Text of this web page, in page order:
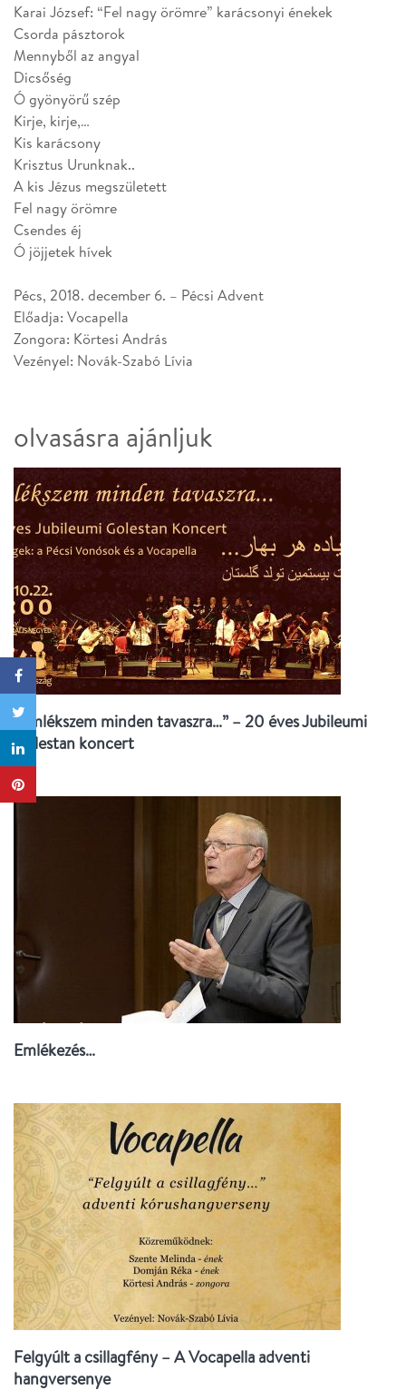
Karai József: “Fel nagy örömre” karácsonyi énekek
Csorda pásztorok
Mennyből az angyal
Dicsőség
Ó gyönyörű szép
Kirje, kirje,…
Kis karácsony
Krisztus Urunknak..
A kis Jézus megszületett
Fel nagy örömre
Csendes éj
Ó jöjjetek hívek
Pécs, 2018. december 6. – Pécsi Advent
Előadja: Vocapella
Zongora: Körtesi András
Vezényel: Novák-Szabó Lívia
olvasásra ajánljuk
“Emlékszem minden tavaszra…” – 20 éves Jubileumi
Golestan koncert
Emlékezés…
Felgyúlt a csillagfény – A Vocapella adventi
hangversenye